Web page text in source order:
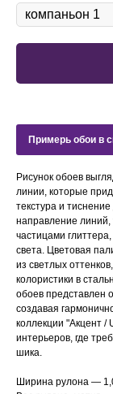
Примерь обои в
Рисунок обоев
линии, которые
текстура и
направление
частицами
света. Цветовая
из светлых
колористики в
обоев представлен
создавая
коллекции "Акцент
интерьеров, где
шика.
Ширина рулона —